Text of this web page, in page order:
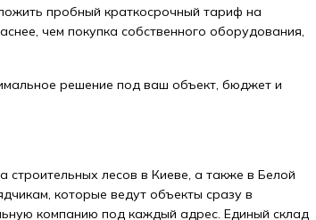
пробный краткосрочный тариф на
чем покупка собственного оборудования,
решение под ваш объект, бюджет и
строительных лесов в Киеве, а также в Белой
которые ведут объекты сразу в
компанию под каждый адрес. Единый склад